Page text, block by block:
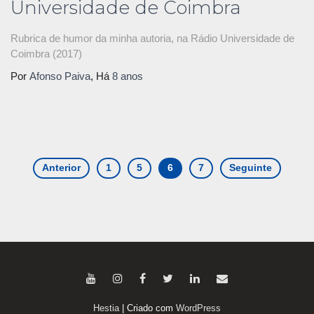
Universidade de Coimbra
Rubrica de humor da minha autoria, na Rádio Universidade de
Coimbra (2017)
Por Afonso Paiva, Há 8 anos
Anterior 1 5 6 7 Seguinte
Hestia | Criado com WordPress